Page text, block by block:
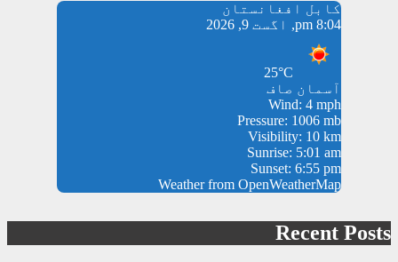
کابل افغانستان
8:04 pm, اگست 9, 2026
25°C
آسمان صاف
Wind: 4 mph
Pressure: 1006 mb
Visibility: 10 km
Sunrise: 5:01 am
Sunset: 6:55 pm
Weather from OpenWeatherMap
Recent Posts